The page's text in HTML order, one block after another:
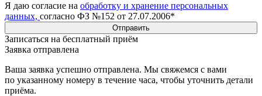
Я даю согласие на обработку и хранение персональных
данных, согласно ФЗ №152 от 27.07.2006*
Отправить
Записаться на бесплатный приём
Заявка отправлена
Ваша заявка успешно отправлена. Мы свяжемся с вами
по указанному номеру в течение часа, чтобы уточнить детали
приёма.